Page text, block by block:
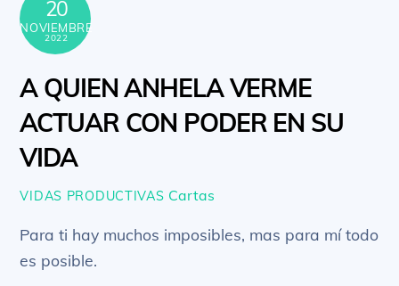
20
NOVIEMBRE
2022
A QUIEN ANHELA VERME
ACTUAR CON PODER EN SU
VIDA
VIDAS PRODUCTIVAS Cartas
Para ti hay muchos imposibles, mas para mí todo
es posible.